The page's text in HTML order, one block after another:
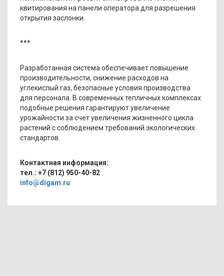
квитирования на панели оператора для разрешения
открытия заслонки.
***
Разработанная система обеспечивает повышение
производительности, снижение расходов на
углекислый газ, безопасные условия производства
для персонала. В современных тепличных комплексах
подобные решения гарантируют увеличение
урожайности за счет увеличения жизненного цикла
растений с соблюдением требований экологических
стандартов.
Контактная информация:
тел.: +7 (812) 950-40-82
info@digam.ru